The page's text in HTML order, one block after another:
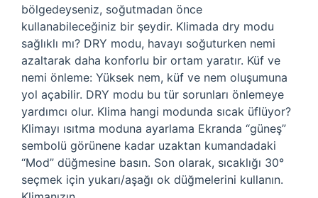
bölgedeyseniz, soğutmadan önce
kullanabileceğiniz bir şeydir. Klimada dry modu
sağlıklı mı? DRY modu, havayı soğuturken nemi
azaltarak daha konforlu bir ortam yaratır. Küf ve
nemi önleme: Yüksek nem, küf ve nem oluşumuna
yol açabilir. DRY modu bu tür sorunları önlemeye
yardımcı olur. Klima hangi modunda sıcak üflüyor?
Klimayı ısıtma moduna ayarlama Ekranda “güneş”
sembolü görünene kadar uzaktan kumandadaki
“Mod” düğmesine basın. Son olarak, sıcaklığı 30°
seçmek için yukarı/aşağı ok düğmelerini kullanın.